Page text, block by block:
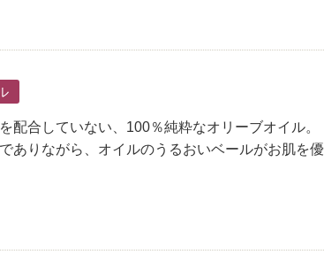
配合していない、100％純粋なオリーブオイル。
ありながら、オイルのうるおいベールがお肌を